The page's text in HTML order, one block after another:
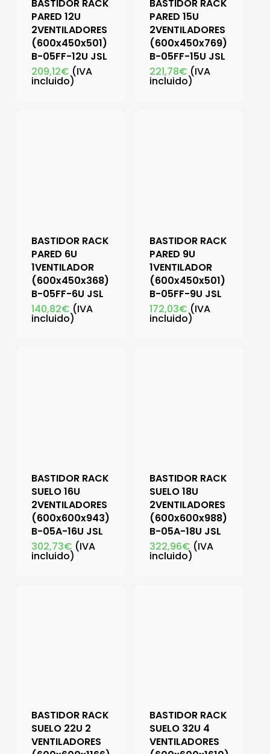
BASTIDOR RACK
PARED 12U
2VENTILADORES
(600x450x501)
B-05FF-12U JSL
209,12€ (IVA
incluido)
BASTIDOR RACK
PARED 15U
2VENTILADORES
(600x450x769)
B-05FF-15U JSL
221,78€ (IVA
incluido)
BASTIDOR RACK
PARED 6U
1VENTILADOR
(600x450x368)
B-05FF-6U JSL
140,82€ (IVA
incluido)
BASTIDOR RACK
PARED 9U
1VENTILADOR
(600x450x501)
B-05FF-9U JSL
172,03€ (IVA
incluido)
BASTIDOR RACK
SUELO 16U
2VENTILADORES
(600x600x943)
B-05A-16U JSL
302,73€ (IVA
incluido)
BASTIDOR RACK
SUELO 18U
2VENTILADORES
(600x600x988)
B-05A-18U JSL
322,96€ (IVA
incluido)
BASTIDOR RACK
SUELO 22U 2
VENTILADORES
BASTIDOR RACK
SUELO 32U 4
VENTILADORES